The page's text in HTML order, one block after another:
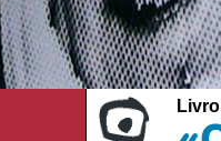
Livro